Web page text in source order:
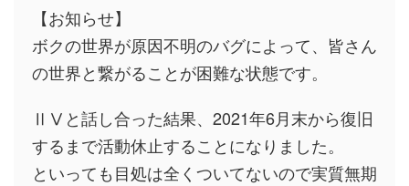
【お知らせ】
ボクの世界が原因不明のバグによって、皆さん
の世界と繋がることが困難な状態です。
ⅡⅤと話し合った結果、2021年6月末から復旧
するまで活動休止することになりました。
といっても目処は全くついてないので実質無期